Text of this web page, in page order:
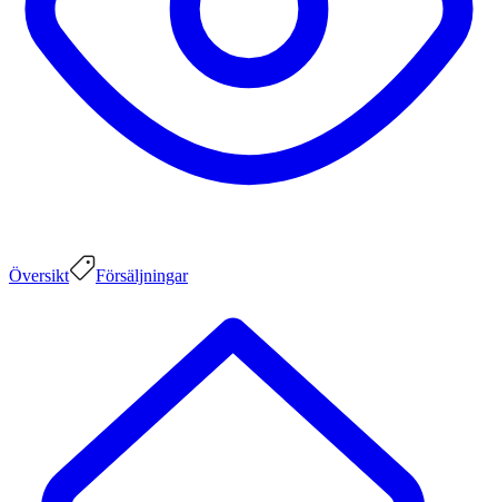
Översikt Försäljningar